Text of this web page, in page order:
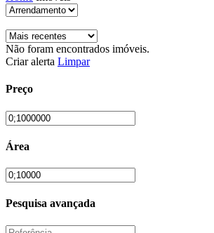
Não foram encontrados imóveis.
Criar alerta Limpar
Preço
Área
Pesquisa avançada